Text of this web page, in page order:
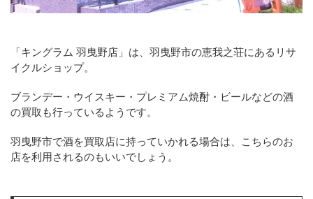
「キングラム 羽曳野店」は、羽曳野市の恵我之荘にあるリサ
イクルショップ。
ブランデー・ウイスキー・プレミアム焼酎・ビールなどの酒
の買取も行っているようです。
羽曳野市で酒を買取店に持っていかれる場合は、こちらのお
店を利用されるのもいいでしょう。